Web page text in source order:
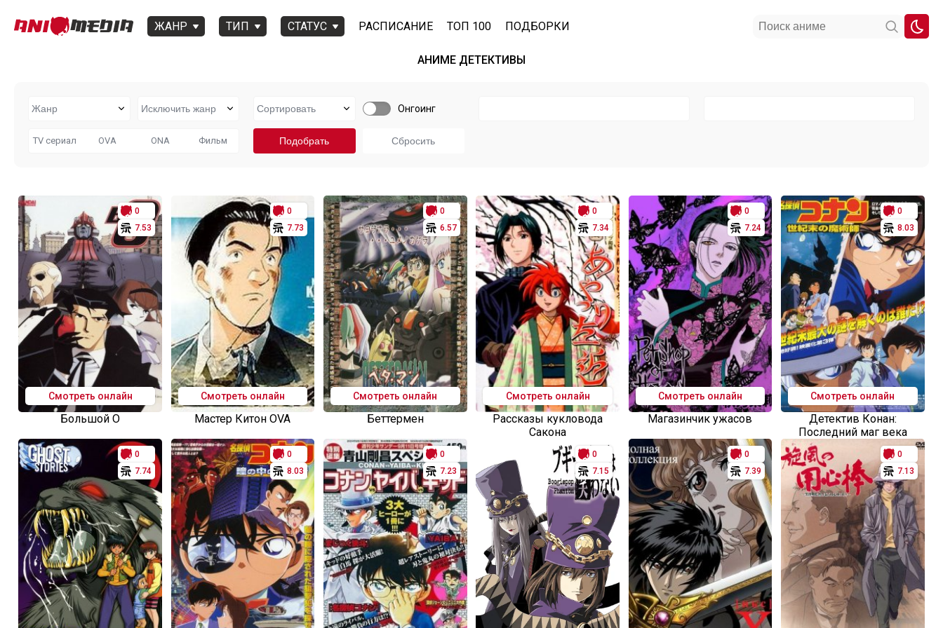
ЖАНР ТИП СТАТУС РАСПИСАНИЕ ТОП 100 ПОДБОРКИ
АНИМЕ ДЕТЕКТИВЫ
Онгоинг
TV сериал OVA ONA Фильм
0
7.53
Смотреть онлайн
Большой О
0
7.73
Смотреть онлайн
Мастер Китон OVA
0
6.57
Смотреть онлайн
Беттермен
0
7.34
Смотреть онлайн
Рассказы кукловода
Сакона
0
7.24
Смотреть онлайн
Магазинчик ужасов
0
8.03
Смотреть онлайн
Детектив Конан:
Последний маг века
0
7.74
0
8.03
0
7.23
0
7.15
0
7.39
0
7.13